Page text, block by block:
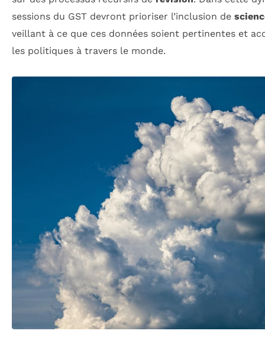
sessions du GST devront prioriser l’inclusion de
veillant à ce que ces données soient pertinentes et
les politiques à travers le monde.